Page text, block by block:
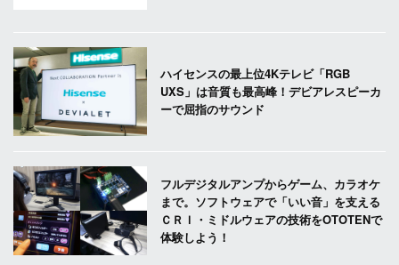
ハイセンスの最上位4Kテレビ「RGB
UXS」は音質も最高峰！デビアレスピーカ
ーで屈指のサウンド
フルデジタルアンプからゲーム、カラオケ
まで。ソフトウェアで「いい音」を支える
ＣＲＩ・ミドルウェアの技術をOTOTENで
体験しよう！